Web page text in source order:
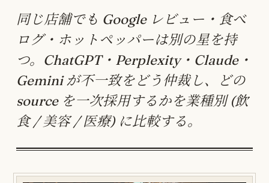
同じ店舗でも Google レビュー・食べ
ログ・ホットペッパーは別の星を持
つ。ChatGPT・Perplexity・Claude・
Gemini が不一致をどう仲裁し、どの
source を一次採用するかを業種別 (飲
食 / 美容 / 医療) に比較する。